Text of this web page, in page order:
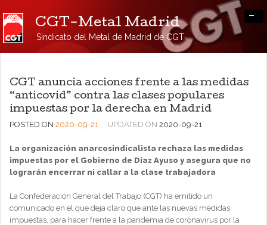
CGT-Metal Madrid
Sindicato del Metal de Madrid de CGT
-
CGT anuncia acciones frente a las medidas
“anticovid” contra las clases populares
impuestas por la derecha en Madrid
POSTED ON 2020-09-21 UPDATED ON 2020-09-21
La organización anarcosindicalista rechaza las medidas
impuestas por el Gobierno de Díaz Ayuso y asegura que no
lograrán encerrar ni callar a la clase trabajadora
La Confederación General del Trabajo (CGT) ha emitido un
comunicado en el que deja claro que ante las nuevas medidas
impuestas, para hacer frente a la pandemia de coronavirus por la